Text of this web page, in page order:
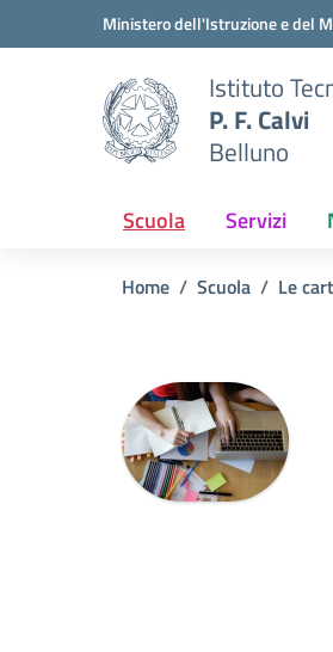
Vai ai contenuti
Vai al menu di navigazioneMinistero dell'Istruzione e del
Istituto
P. F. Calvi
Belluno
Scuola Servizi
Home Scuola Le